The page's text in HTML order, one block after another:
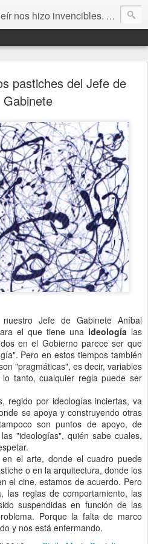
invencibles. No como los que siempre ganan, sino como aquellos que no se rinden”. Frida Kahlo
pastiches del Jefe de
Gabinete
Jefe de Gabinete Aníbal
el que tiene una ideología las
en el Gobierno parece ser que
Pero en estos tiempos también
"pragmáticas", es decir, variables
tanto, cualquier regla puede ser
regido por ideologías inciertas, va
se apoya y construyendo otras
son puntos de apoyo, de
"ideologías", quién sabe cuales,
el arte, donde el cuadro puede
o en la arquitectura, donde los
el cine, estamos de acuerdo. Pero
las reglas de comportamiento, las
suspendidas en función de las
Porque la falta de marco
y nos está enfermando.